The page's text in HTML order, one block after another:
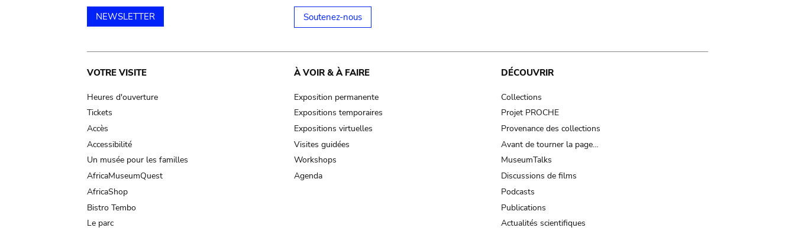
NEWSLETTER Soutenez-nous
Main
navigation
VOTRE VISITE
Heures d'ouverture
Tickets
Accès
Accessibilité
Un musée pour les familles
AfricaMuseumQuest
AfricaShop
Bistro Tembo
Le parc
À VOIR & À FAIRE
Exposition permanente
Expositions temporaires
Expositions virtuelles
Visites guidées
Workshops
Agenda
DÉCOUVRIR
Collections
Projet PROCHE
Provenance des collections
Avant de tourner la page…
MuseumTalks
Discussions de films
Podcasts
Publications
Actualités scientifiques